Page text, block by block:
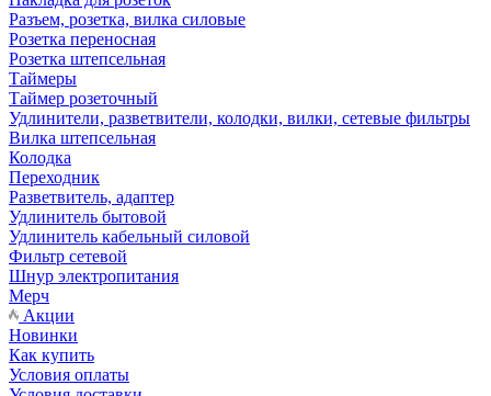
Разъем, розетка, вилка силовые
Розетка переносная
Розетка штепсельная
Таймеры
Таймер розеточный
Удлинители, разветвители, колодки, вилки, сетевые фильтры
Вилка штепсельная
Колодка
Переходник
Разветвитель, адаптер
Удлинитель бытовой
Удлинитель кабельный силовой
Фильтр сетевой
Шнур электропитания
Мерч
Акции
Новинки
Как купить
Условия оплаты